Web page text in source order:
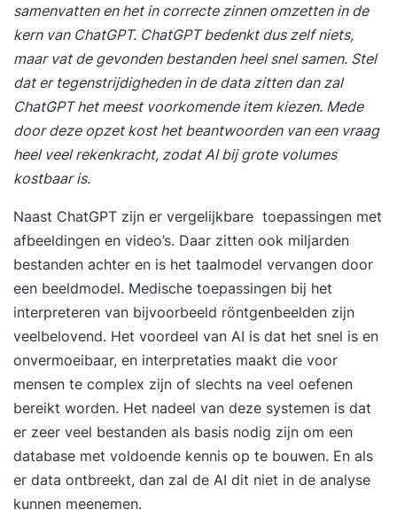
samenvatten en het in correcte zinnen omzetten in de
kern van ChatGPT. ChatGPT bedenkt dus zelf niets,
maar vat de gevonden bestanden heel snel samen. Stel
dat er tegenstrijdigheden in de data zitten dan zal
ChatGPT het meest voorkomende item kiezen. Mede
door deze opzet kost het beantwoorden van een vraag
heel veel rekenkracht, zodat AI bij grote volumes
kostbaar is.
Naast ChatGPT zijn er vergelijkbare toepassingen met
afbeeldingen en video’s. Daar zitten ook miljarden
bestanden achter en is het taalmodel vervangen door
een beeldmodel. Medische toepassingen bij het
interpreteren van bijvoorbeeld röntgenbeelden zijn
veelbelovend. Het voordeel van AI is dat het snel is en
onvermoeibaar, en interpretaties maakt die voor
mensen te complex zijn of slechts na veel oefenen
bereikt worden. Het nadeel van deze systemen is dat
er zeer veel bestanden als basis nodig zijn om een
database met voldoende kennis op te bouwen. En als
er data ontbreekt, dan zal de AI dit niet in de analyse
kunnen meenemen.